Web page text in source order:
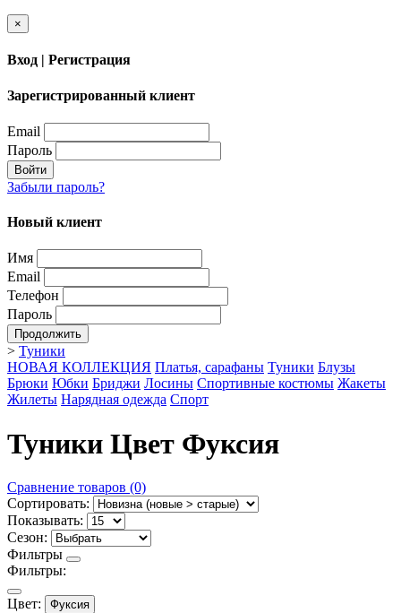
×
Вход | Регистрация
Зарегистрированный клиент
Email
Пароль
Войти
Забыли пароль?
Новый клиент
Имя
Email
Телефон
Пароль
Продолжить
> Туники
НОВАЯ КОЛЛЕКЦИЯ Платья, сарафаны Туники Блузы
Брюки Юбки Бриджи Лосины Спортивные костюмы Жакеты
Жилеты Нарядная одежда Спорт
Туники Цвет Фуксия
Сравнение товаров (0)
Сортировать:
Показывать:
Сезон:
Фильтры
Фильтры:
Цвет: Фуксия